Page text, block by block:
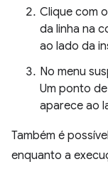
Clique com
da linha na
ao lado da
No menu
Um ponto
aparece ao
Também é
enquanto a